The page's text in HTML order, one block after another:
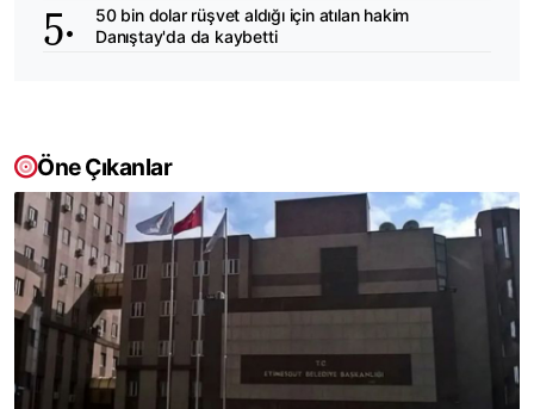
50 bin dolar rüşvet aldığı için atılan hakim
Danıştay'da da kaybetti
Öne Çıkanlar